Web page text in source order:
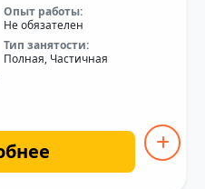
Опыт работы:
Не обязателен
Тип занятости:
Полная, Частичная